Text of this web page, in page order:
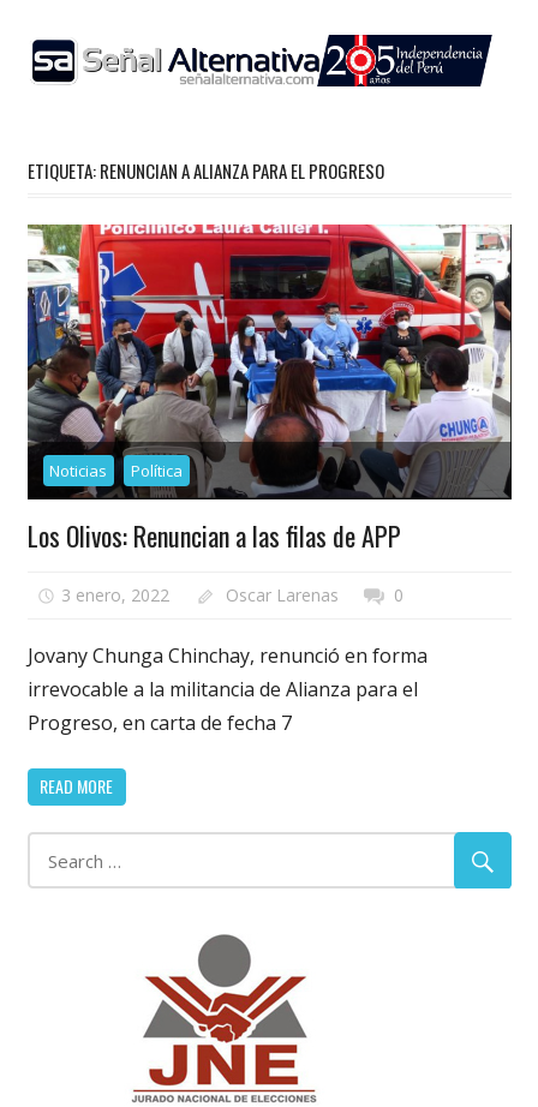
content
ETIQUETA:RENUNCIAN A ALIANZA PARA EL PROGRESO
Noticias Política
Los Olivos: Renuncian a las filas de APP
3 enero, 2022 Oscar Larenas 0
Jovany Chunga Chinchay, renunció en forma
irrevocable a la militancia de Alianza para el
Progreso, en carta de fecha 7
READ MORE